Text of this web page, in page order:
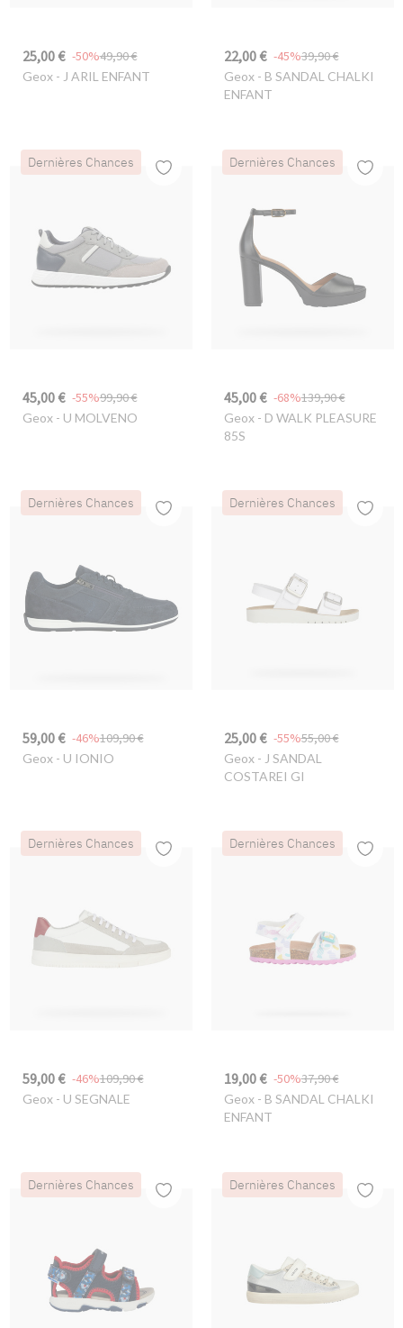
25,00 € 49,90 €
-50%
Geox- J ARIL ENFANT
22,00 € 39,90 €
-45%
Geox- B SANDAL CHALKI
ENFANT
Dernières Chances
45,00 € 99,90 €
-55%
Geox- U MOLVENO
Dernières Chances
45,00 € 139,90 €
-68%
Geox- D WALK PLEASURE
85S
Dernières Chances
59,00 € 109,90 €
-46%
Geox- U IONIO
Dernières Chances
25,00 € 55,00 €
-55%
Geox- J SANDAL
COSTAREI GI
Dernières Chances
59,00 € 109,90 €
-46%
Geox- U SEGNALE
Dernières Chances
19,00 € 37,90 €
-50%
Geox- B SANDAL CHALKI
ENFANT
Dernières Chances Dernières Chances